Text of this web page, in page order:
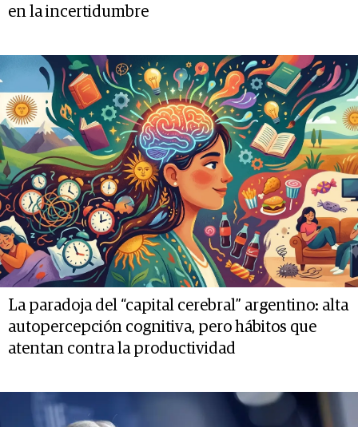
en la incertidumbre
La paradoja del “capital cerebral” argentino: alta
autopercepción cognitiva, pero hábitos que
atentan contra la productividad